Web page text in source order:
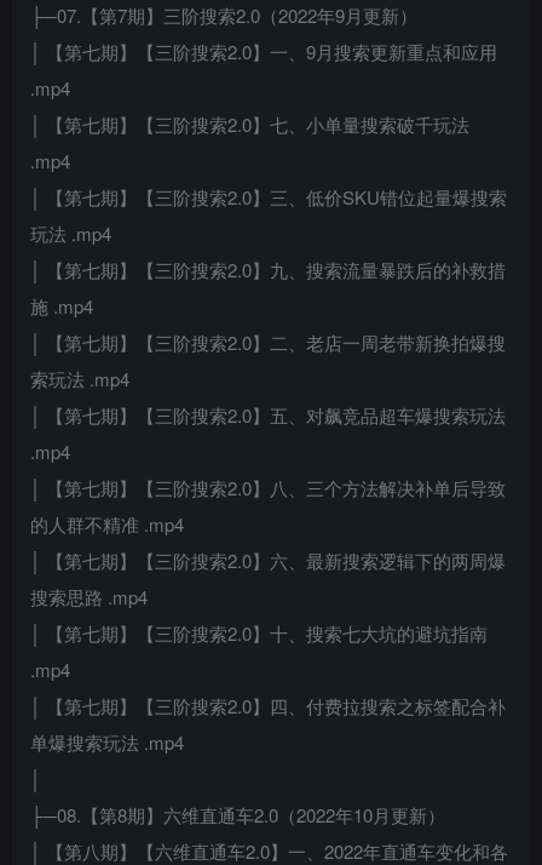
├─07.【第7期】三阶搜索2.0（2022年9月更新）
│ 【第七期】【三阶搜索2.0】一、9月搜索更新重点和应用
.mp4
│ 【第七期】【三阶搜索2.0】七、小单量搜索破千玩法
.mp4
│ 【第七期】【三阶搜索2.0】三、低价SKU错位起量爆搜索
玩法 .mp4
│ 【第七期】【三阶搜索2.0】九、搜索流量暴跌后的补救措
施 .mp4
│ 【第七期】【三阶搜索2.0】二、老店一周老带新换拍爆搜
索玩法 .mp4
│ 【第七期】【三阶搜索2.0】五、对飙竞品超车爆搜索玩法
.mp4
│ 【第七期】【三阶搜索2.0】八、三个方法解决补单后导致
的人群不精准 .mp4
│ 【第七期】【三阶搜索2.0】六、最新搜索逻辑下的两周爆
搜索思路 .mp4
│ 【第七期】【三阶搜索2.0】十、搜索七大坑的避坑指南
.mp4
│ 【第七期】【三阶搜索2.0】四、付费拉搜索之标签配合补
单爆搜索玩法 .mp4
├─08.【第8期】六维直通车2.0（2022年10月更新）
│ 【第八期】【六维直通车2.0】一、2022年直通车变化和各